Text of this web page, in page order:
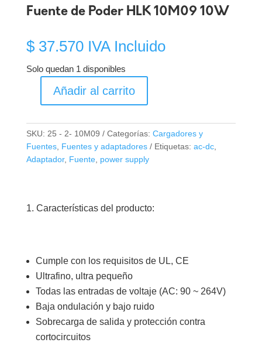
Fuente de Poder HLK 10M09 10W
$37.570 IVA Incluido
Solo quedan 1 disponibles
Fuente
Poder
HLK
10M09
Añadir al carrito
SKU: 25 - 2- 10M09 Categorías: Cargadores y
Fuentes, Fuentes y adaptadores Etiquetas: ac-dc,
Adaptador, Fuente, power supply
Características del producto:
Cumple con los requisitos de UL, CE
Ultrafino, ultra pequeño
Todas las entradas de voltaje (AC: 90 ~ 264V)
Baja ondulación y bajo ruido
Sobrecarga de salida y protección contra
cortocircuitos